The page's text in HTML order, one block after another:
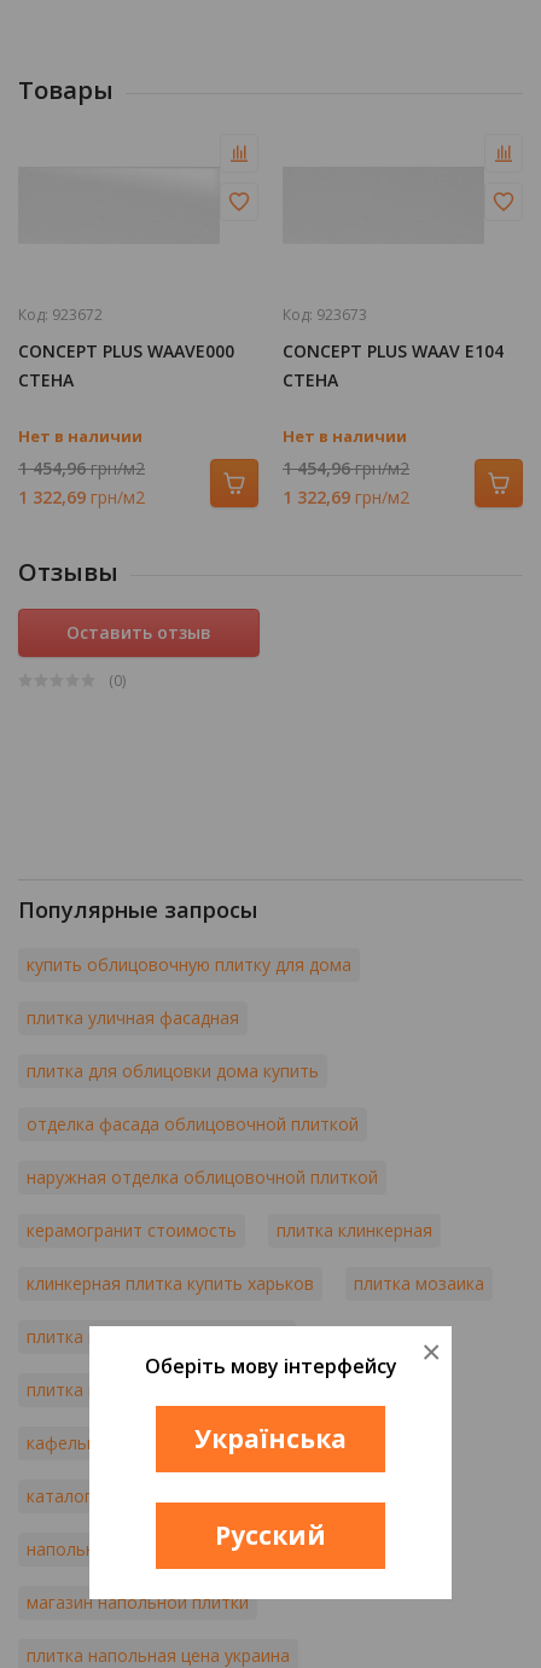
Товары
Код: 923672
CONCEPT PLUS WAAVE000
СТЕНА
Нет в наличии
1 454,96грн/м2
1 322,69 грн/м2
Код: 923673
CONCEPT PLUS WAAV E104
СТЕНА
Нет в наличии
1 454,96грн/м2
1 322,69 грн/м2
Отзывы
(0)
Оставить отзыв
Популярные запросы
купить облицовочную плитку для дома
плитка уличная фасадная
плитка для облицовки дома купить
отделка фасада облицовочной плиткой
наружная отделка облицовочной плиткой
керамогранит стоимость плитка клинкерная
клинкерная плитка купить харьков плитка мозаика
плитка мозаика купить украина
плитка мозаика купить харьков
кафельная плитка на кухню
каталог напольной плитки
напольная плитка интернет магазин
магазин напольной плитки
плитка напольная цена украина
×
Оберіть мову інтерфейсу
Українська
Русский